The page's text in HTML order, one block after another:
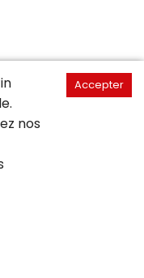
nos
Accepter